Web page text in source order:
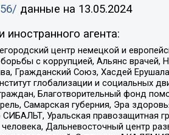
данные на 13.05.2024
агента:
центр немецкой и
с коррупцией, Альянс
Гражданский Союз, Хасдей
глобализации и социальных
Благотворительный фонд
Самарская губерния, Эра
Уральская правозащитная
Дальневосточный центр